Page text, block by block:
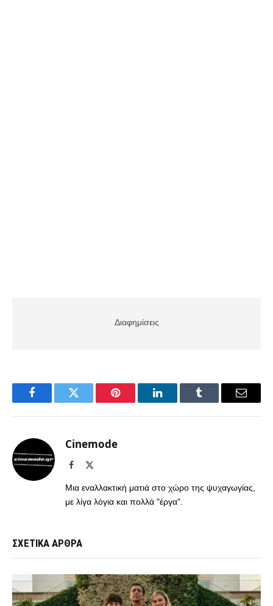
Διαφημίσεις
FacebookTwitter Pinterest LinkedInTumblr Email
Cinemode
Facebook
Μια εναλλακτική ματιά στο χώρο της ψυχαγωγίας,
με λίγα λόγια και πολλά "έργα".
ΣΧΕΤΙΚΑ ΑΡΘΡΑ